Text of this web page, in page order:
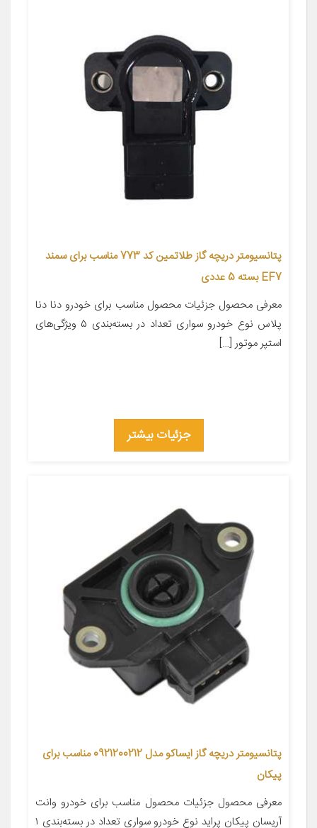
پتانسیومتر دریچه گاز طلاتمین کد 773 مناسب برای سمند
EF7 بسته 5 عددی
معرفی محصول جزئیات محصول مناسب برای خودرو دنا دنا
پلاس نوع خودرو سواری تعداد در بسته‌بندی ۵ ویژگی‌های
استپر موتور […]
جزئیات بیشتر
پتانسیومتر دریچه گاز ایساکو مدل 0921200212 مناسب برای
پیکان
معرفی محصول جزئیات محصول مناسب برای خودرو وانت
آریسان پیکان پراید نوع خودرو سواری تعداد در بسته‌بندی ۱